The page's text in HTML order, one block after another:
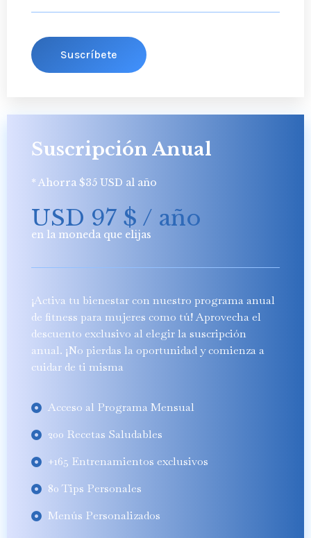
Suscríbete
Suscripción Anual
* Ahorra $35 USD al año
USD 97 $ / año
en la moneda que elijas
¡Activa tu bienestar con nuestro programa anual
de fitness para mujeres como tú! Aprovecha el
descuento exclusivo al elegir la suscripción
anual. ¡No pierdas la oportunidad y comienza a
cuidar de ti misma
Acceso al Programa Mensual
200 Recetas Saludables
+165 Entrenamientos exclusivos
80 Tips Personales
Menús Personalizados